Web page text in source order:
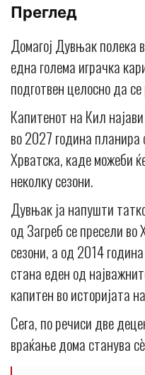
Преглед
Домагој Дувњак полека
една голема играчка
подготвен целосно да
Капитенот на Кил
во 2027 година планира
Хрватска, каде можеби
неколку сезони.
Дувњак ја напушти
од Загреб се пресели во
сезони, а од 2014
стана еден од
капитен во историјата
Сега, по речиси две
враќање дома станува